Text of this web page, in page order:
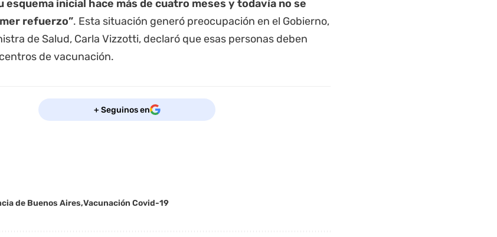
esquema inicial hace más de cuatro meses y todavía no se
refuerzo”. Esta situación generó preocupación en el Gobierno,
de Salud, Carla Vizzotti, declaró que esas personas deben
de vacunación.
+ Seguinos en
de Buenos Aires Vacunación Covid-19